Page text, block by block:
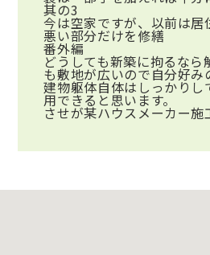
其の3
今は空家ですが、以前は居
悪い部分だけを修繕
番外編
どうしても新築に拘るなら
も敷地が広いので自分好み
建物躯体自体はしっかりし
用できると思います。
させが某ハウスメーカー施